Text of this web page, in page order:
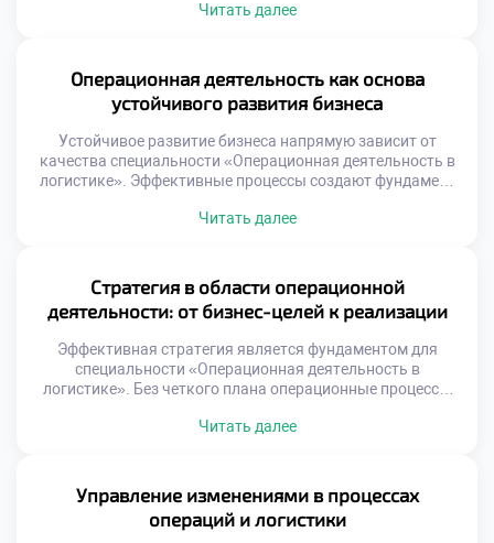
не достигают потребителей. Операционная деятельность
Выпускники становятся архитекторами этой сложной
системы. Понимание данной роли открывает двери к
успешной карьере. Цепь […]
Читать далее
Операционная деятельность как основа
устойчивого развития бизнеса
Устойчивое развитие бизнеса напрямую зависит от
качества специальности «Операционная деятельность в
логистике». Эффективные процессы создают фундамент
операций стратегические цели остаются лишь
управление потоками снижает экологический след
производства. Социальная ответственность
интегрируется в ежедневные рутинные задачи
специалистов. Сегодня поступить […]
Читать далее
Стратегия в области операционной
деятельности: от бизнес-целей к реализации
Эффективная стратегия является фундаментом для
специальности «Операционная деятельность в
логистике». Без четкого плана операционные процессы
Стратегическое управление связывает глобальные цели
Понимание механизмов трансформации целей в задачи
критически важно для специалиста. Многие организации
терпят неудачи из-за разрыва между […]
Читать далее
Управление изменениями в процессах
операций и логистики